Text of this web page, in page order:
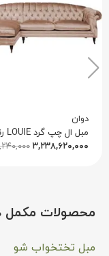
دوان
۳,۲۳۸,۶۲۰,۰۰۰
محصولات مکمل
مبل تختخواب شو